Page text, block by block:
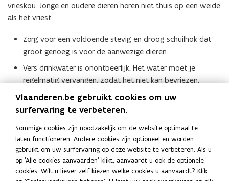
vrieskou. Jonge en oudere dieren horen niet thuis op een weide
als het vriest.
Zorg voor een voldoende stevig en droog schuilhok dat
groot genoeg is voor de aanwezige dieren.
Vers drinkwater is onontbeerlijk. Het water moet je
regelmatig vervangen, zodat het niet kan bevriezen.
Voldoende voeding is heel erg belangrijk. Hoe kouder het
wordt, hoe groter de energiebehoefte is. Bij -10 °C
verbruikt een dier al snel 35% meer energie.
Dierenverwaarlozing is soms niet gemakkelijk te
beoordelen. Een laagje ijs op de vacht van een paard wijst
erop dat het dier goed geïsoleerd is, en niet noodzakelijk
dat het kou lijdt.
Vlaanderen.be gebruikt cookies om uw
surfervaring te verbeteren.
Sommige cookies zijn noodzakelijk om de website optimaal te
laten functioneren. Andere cookies zijn optioneel en worden
gebruikt om uw surfervaring op deze website te verbeteren. Als u
op 'Alle cookies aanvaarden' klikt, aanvaardt u ook de optionele
cookies. Wilt u liever zelf kiezen welke cookies u aanvaardt? Klik